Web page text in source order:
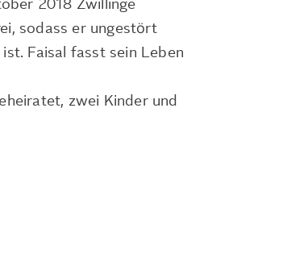
2018 Zwillinge
sodass er ungestört
Faisal fasst sein Leben
zwei Kinder und